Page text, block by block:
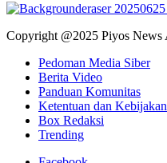
Copyright @2025 Piyos News
Pedoman Media Siber
Berita Video
Panduan Komunitas
Ketentuan dan
Box Redaksi
Trending